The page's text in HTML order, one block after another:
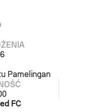
Pamelingan
FC